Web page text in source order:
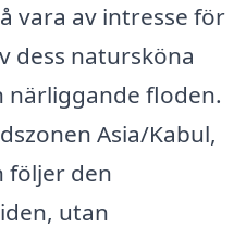
vara av intresse för
dess natursköna
närliggande floden.
Asia/Kabul,
följer den
utan